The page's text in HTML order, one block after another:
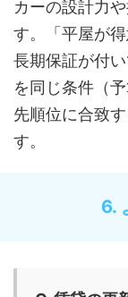
カーの設計力
す。「平屋が
長期保証が付
を同じ条件（
先順位に合致
す。
6.